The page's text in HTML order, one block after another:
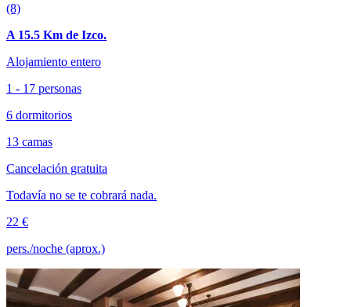
(8)
A 15.5 Km de Izco.
Alojamiento entero
1 - 17 personas
6 dormitorios
13 camas
Cancelación gratuita
Todavía no se te cobrará nada.
22 €
pers./noche (aprox.)